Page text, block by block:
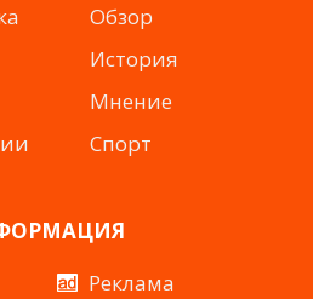
Обзор
История
Мнение
Спорт
Реклама